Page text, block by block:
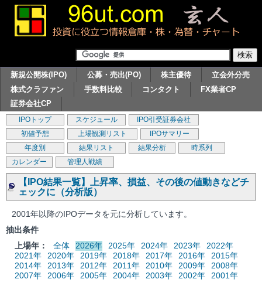
新規公開株(IPO) 公募・売出(PO) 株主優待
立会外分売
株式クラファン
手数料比較 コンタクト
FX業者CP
証券会社CP
IPOトップ スケジュール
IPO引受証券会社
初値予想
上場観測リスト
IPOサマリー
年度別
結果リスト 結果分析
時系列
カレンダー
管理人戦績
【IPO結果一覧】上昇率、損益、その後の値動きなどチ
ェックに（分析版）
2001年以降のIPOデータを元に分析しています。
抽出条件
上場年：
全体 2026年 2025年 2024年 2023年
2022年
2021年
2020年 2019年 2018年 2017年 2016年
2015年
2014年
2013年 2012年 2011年 2010年 2009年
2008年
2007年
2006年 2005年 2004年 2003年 2002年
2001年